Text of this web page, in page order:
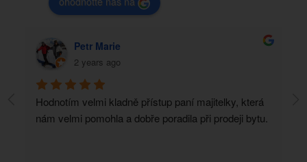
Petr Marie
2 years ago
Hodnotím velmi kladně přístup paní majitelky, která
nám velmi pomohla a dobře poradila při prodeji bytu.